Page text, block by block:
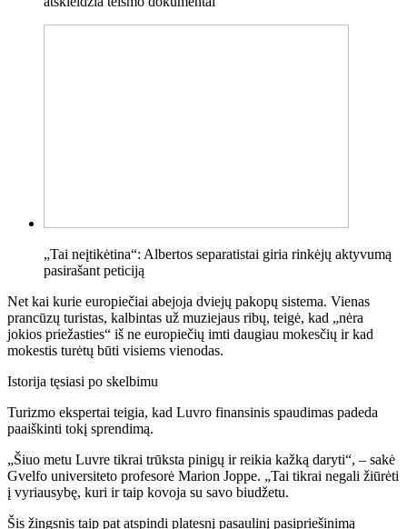
„Tai neįtikėtina“: Albertos separatistai giria rinkėjų aktyvumą
pasirašant peticiją
Net kai kurie europiečiai abejoja dviejų pakopų sistema. Vienas
prancūzų turistas, kalbintas už muziejaus ribų, teigė, kad „nėra
jokios priežasties“ iš ne europiečių imti daugiau mokesčių ir kad
mokestis turėtų būti visiems vienodas.
Istorija tęsiasi po skelbimu
Turizmo ekspertai teigia, kad Luvro finansinis spaudimas padeda
paaiškinti tokį sprendimą.
„Šiuo metu Luvre tikrai trūksta pinigų ir reikia kažką daryti“, – sakė
Gvelfo universiteto profesorė Marion Joppe. „Tai tikrai negali žiūrėti
į vyriausybę, kuri ir taip kovoja su savo biudžetu.
Šis žingsnis taip pat atspindi platesnį pasaulinį pasipriešinimą